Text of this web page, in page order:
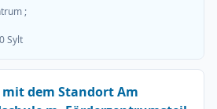
;
Sylt
dem Standort Am